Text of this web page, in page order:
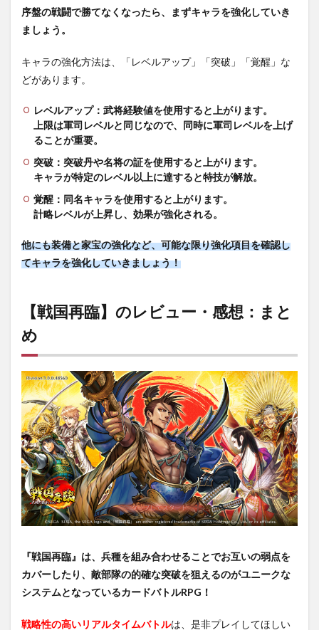
序盤の戦闘で勝てなくなったら、まずキャラを強化していき
ましょう。
キャラの強化方法は、「レベルアップ」「突破」「覚醒」な
どがあります。
レベルアップ：武将経験値を使用すると上がります。
上限は軍司レベルと同じなので、同時に軍司レベルを上げ
ることが重要。
突破：突破丹や名将の証を使用すると上がります。
キャラが特定のレベル以上に達すると特技が解放。
覚醒：同名キャラを使用すると上がります。
計略レベルが上昇し、効果が強化される。
他にも装備と家宝の強化など、可能な限り強化項目を確認し
てキャラを強化していきましょう！
【戦国再臨】のレビュー・感想：まと
め
『戦国再臨』は、兵種を組み合わせることでお互いの弱点を
カバーしたり、敵部隊の的確な突破を狙えるのがユニークな
システムとなっているカードバトルRPG！
戦略性の高いリアルタイムバトルは、是非プレイしてほしい